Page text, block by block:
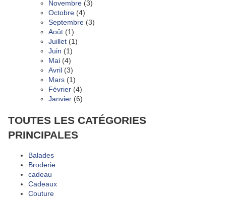
Novembre (3)
Octobre (4)
Septembre (3)
Août (1)
Juillet (1)
Juin (1)
Mai (4)
Avril (3)
Mars (1)
Février (4)
Janvier (6)
TOUTES LES CATÉGORIES
PRINCIPALES
Balades
Broderie
cadeau
Cadeaux
Couture